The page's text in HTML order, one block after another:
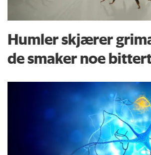
Humler skjærer
de smaker noe